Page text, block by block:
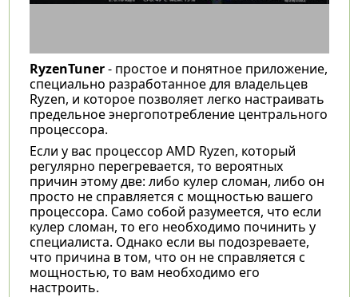
RyzenTuner- простое и понятное приложение,
специально разработанное для владельцев
Ryzen, и которое позволяет легко настраивать
предельное энергопотребление центрального
процессора.
Если у вас процессор AMD Ryzen, который
регулярно перегревается, то вероятных
причин этому две: либо кулер сломан, либо он
просто не справляется с мощностью вашего
процессора. Само собой разумеется, что если
кулер сломан, то его необходимо починить у
специалиста. Однако если вы подозреваете,
что причина в том, что он не справляется с
мощностью, то вам необходимо его
настроить.